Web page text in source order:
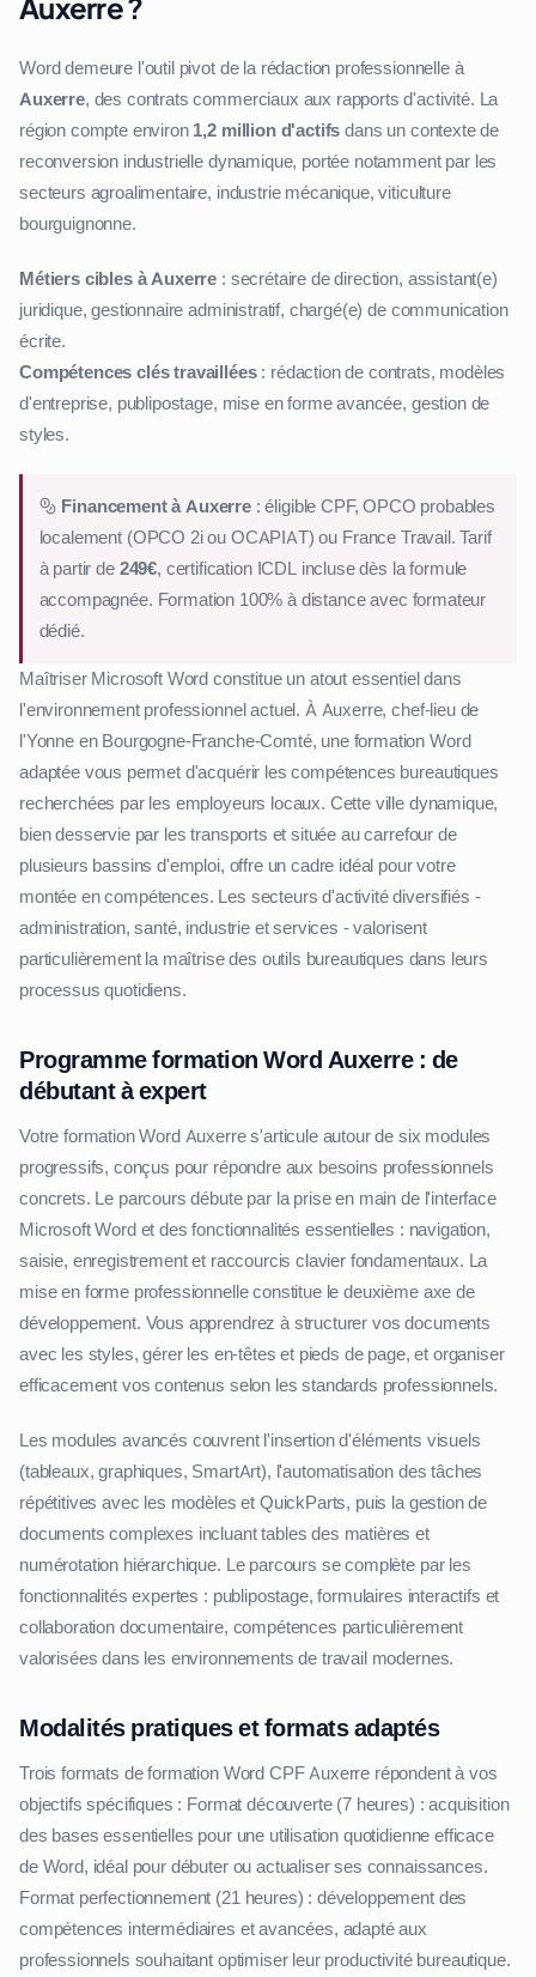
Auxerre ?
Word demeure l'outil pivot de la rédaction professionnelle à
Auxerre, des contrats commerciaux aux rapports d'activité. La
région compte environ 1,2 million d'actifs dans un contexte de
reconversion industrielle dynamique, portée notamment par les
secteurs agroalimentaire, industrie mécanique, viticulture
bourguignonne.
Métiers cibles à Auxerre : secrétaire de direction, assistant(e)
juridique, gestionnaire administratif, chargé(e) de communication
écrite.
Compétences clés travaillées: rédaction de contrats, modèles
d'entreprise, publipostage, mise en forme avancée, gestion de
styles.
Financement à Auxerre: éligible CPF, OPCO probables
localement (OPCO 2i ou OCAPIAT) ou France Travail. Tarif
à partir de 249€, certification ICDL incluse dès la formule
accompagnée. Formation 100% à distance avec formateur
dédié.
Maîtriser Microsoft Word constitue un atout essentiel dans
l'environnement professionnel actuel. À Auxerre, chef-lieu de
l'Yonne en Bourgogne-Franche-Comté, une formation Word
adaptée vous permet d'acquérir les compétences bureautiques
recherchées par les employeurs locaux. Cette ville dynamique,
bien desservie par les transports et située au carrefour de
plusieurs bassins d'emploi, offre un cadre idéal pour votre
montée en compétences. Les secteurs d'activité diversifiés -
administration, santé, industrie et services - valorisent
particulièrement la maîtrise des outils bureautiques dans leurs
processus quotidiens.
Programme formation Word Auxerre : de
débutant à expert
Votre formation Word Auxerre s'articule autour de six modules
progressifs, conçus pour répondre aux besoins professionnels
concrets. Le parcours débute par la prise en main de l'interface
Microsoft Word et des fonctionnalités essentielles : navigation,
saisie, enregistrement et raccourcis clavier fondamentaux. La
mise en forme professionnelle constitue le deuxième axe de
développement. Vous apprendrez à structurer vos documents
avec les styles, gérer les en-têtes et pieds de page, et organiser
efficacement vos contenus selon les standards professionnels.
Les modules avancés couvrent l'insertion d'éléments visuels
(tableaux, graphiques, SmartArt), l'automatisation des tâches
répétitives avec les modèles et QuickParts, puis la gestion de
documents complexes incluant tables des matières et
numérotation hiérarchique. Le parcours se complète par les
fonctionnalités expertes : publipostage, formulaires interactifs et
collaboration documentaire, compétences particulièrement
valorisées dans les environnements de travail modernes.
Modalités pratiques et formats adaptés
Trois formats de formation Word CPF Auxerre répondent à vos
objectifs spécifiques : Format découverte (7 heures) : acquisition
des bases essentielles pour une utilisation quotidienne efficace
de Word, idéal pour débuter ou actualiser ses connaissances.
Format perfectionnement (21 heures) : développement des
compétences intermédiaires et avancées, adapté aux
professionnels souhaitant optimiser leur productivité bureautique.